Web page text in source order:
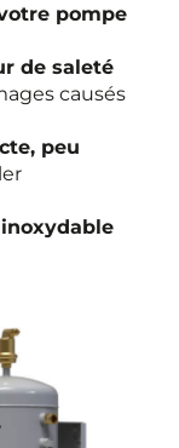
pompe
de saleté
causés
peu
inoxydable